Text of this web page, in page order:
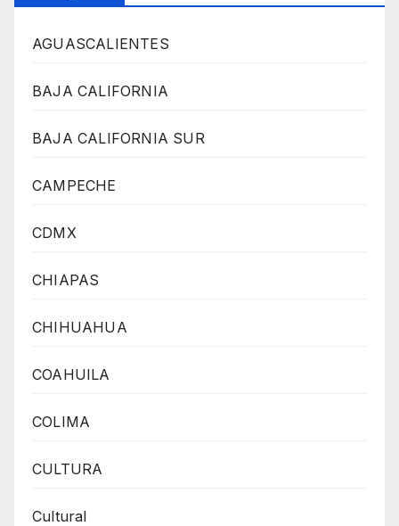
AGUASCALIENTES
BAJA CALIFORNIA
BAJA CALIFORNIA SUR
CAMPECHE
CDMX
CHIAPAS
CHIHUAHUA
COAHUILA
COLIMA
CULTURA
Cultural